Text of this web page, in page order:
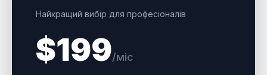
Найкращий вибір для професіоналів
$199/міс